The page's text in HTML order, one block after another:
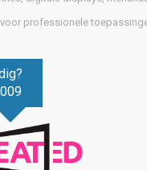
professionele